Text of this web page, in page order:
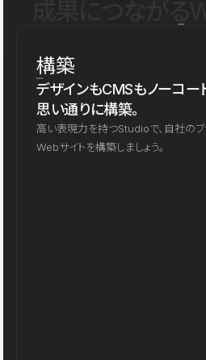
構築
デザインもCMSもノーコー
思い通りに構築。
高い表現力を持つStudioで、自社の
Webサイトを構築しましょう。